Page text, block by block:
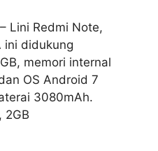
– Lini Redmi Note,
ini didukung
memori internal
OS Android 7
3080mAh.
2GB